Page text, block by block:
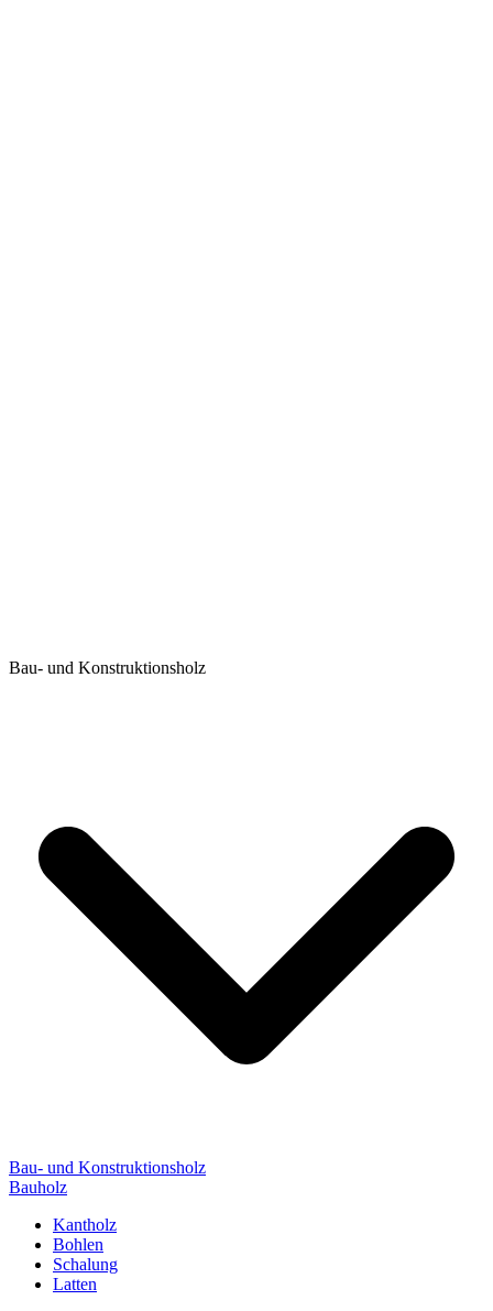
Bau- und Konstruktionsholz
Bau- und Konstruktionsholz
Bauholz
Kantholz
Bohlen
Schalung
Latten